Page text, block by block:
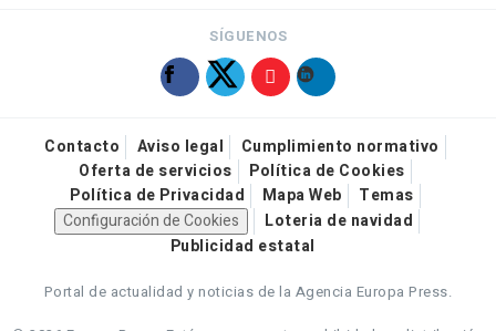
SÍGUENOS
Contacto Aviso legal
Cumplimiento normativo
Oferta de servicios
Política de Cookies
Política de Privacidad
Mapa Web
Temas
Configuración de Cookies
Loteria de navidad
Publicidad estatal
Portal de actualidad y noticias de la Agencia Europa Press.